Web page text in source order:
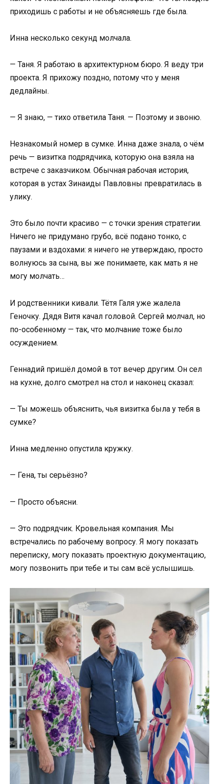
приходишь с работы и не объясняешь где была.
Инна несколько секунд молчала.
— Таня. Я работаю в архитектурном бюро. Я веду три
проекта. Я прихожу поздно, потому что у меня
дедлайны.
— Я знаю, — тихо ответила Таня. — Поэтому и звоню.
Незнакомый номер в сумке. Инна даже знала, о чём
речь — визитка подрядчика, которую она взяла на
встрече с заказчиком. Обычная рабочая история,
которая в устах Зинаиды Павловны превратилась в
улику.
Это было почти красиво — с точки зрения стратегии.
Ничего не придумано грубо, всё подано тонко, с
паузами и вздохами: я ничего не утверждаю, просто
волнуюсь за сына, вы же понимаете, как мать я не
могу молчать…
И родственники кивали. Тётя Галя уже жалела
Геночку. Дядя Витя качал головой. Сергей молчал, но
по-особенному — так, что молчание тоже было
осуждением.
Геннадий пришёл домой в тот вечер другим. Он сел
на кухне, долго смотрел на стол и наконец сказал:
— Ты можешь объяснить, чья визитка была у тебя в
сумке?
Инна медленно опустила кружку.
— Гена, ты серьёзно?
— Просто объясни.
— Это подрядчик. Кровельная компания. Мы
встречались по рабочему вопросу. Я могу показать
переписку, могу показать проектную документацию,
могу позвонить при тебе и ты сам всё услышишь.